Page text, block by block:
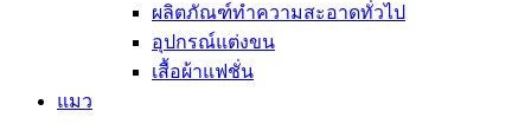
ผลิตภัณฑ์ทำความสะอาดทั่วไป
อุปกรณ์แต่งขน
เสื้อผ้าแฟชั่น
แมว